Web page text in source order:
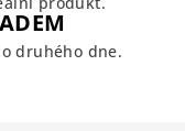
druhého dne.